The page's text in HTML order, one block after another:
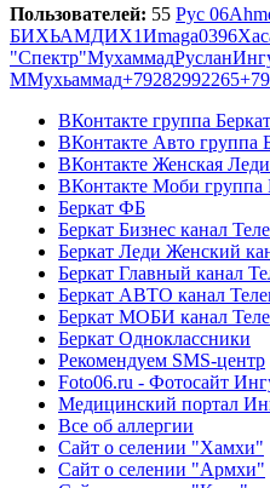
Пользователей: 55 Рус 06
БИХЬАМДИХ1Иmaga0396Хас
"Спектр"МухаммадРуслан
MМухьаммад+79282992265
ВКонтакте группа Беркат
ВКонтакте Авто группа
ВКонтакте Женская
ВКонтакте Моби группа
Беркат ФБ
Беркат Бизнес канал
Беркат Леди Женский
Беркат Главный канал
Беркат АВТО канал
Беркат МОБИ канал
Беркат Одноклассники
Рекомендуем SMS-центр
Foto06.ru - Фотосайт
Медицинский портал
Все об аллергии
Сайт о селении "Хамхи"
Сайт о селении "Армхи"